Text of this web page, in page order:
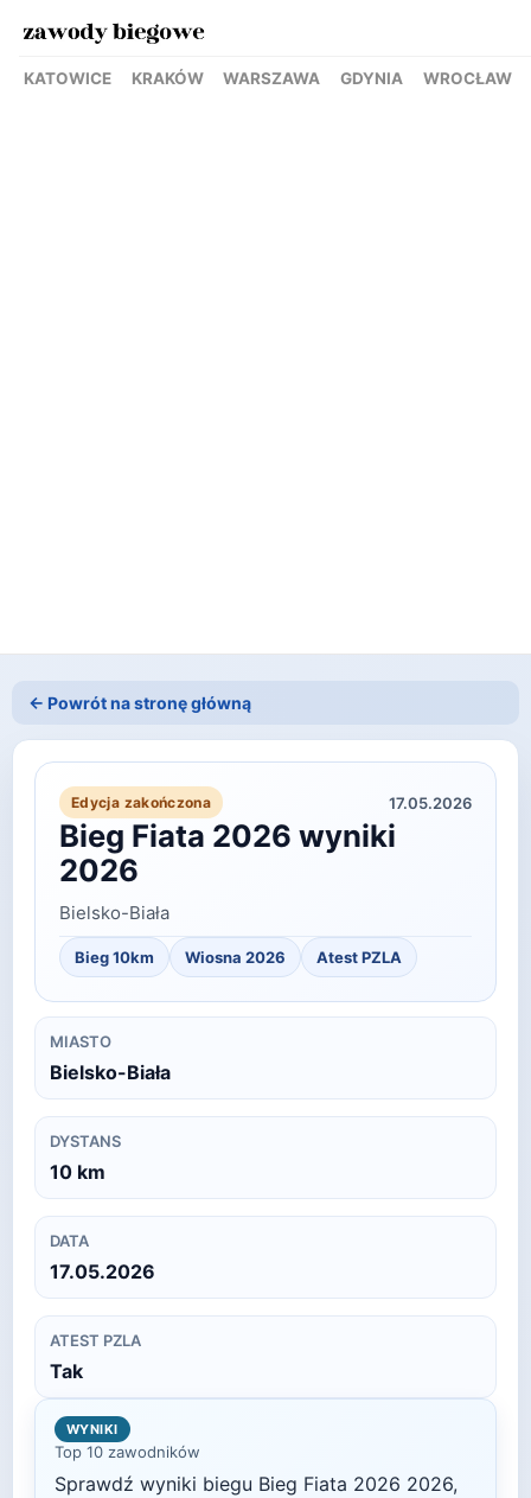
KATOWICE KRAKÓW WARSZAWA GDYNIA WROCŁAW
← Powrót na stronę główną
Edycja zakończona 17.05.2026
Bieg Fiata 2026 wyniki
2026
Bielsko-Biała
Bieg 10km Wiosna 2026 Atest PZLA
MIASTO
Bielsko-Biała
DYSTANS
10 km
DATA
17.05.2026
ATEST PZLA
Tak
WYNIKI
Top 10 zawodników
Sprawdź wyniki biegu Bieg Fiata 2026 2026,